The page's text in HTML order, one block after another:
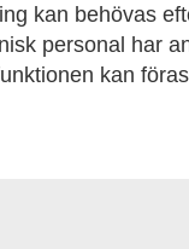
kan behövas
personal har
kan